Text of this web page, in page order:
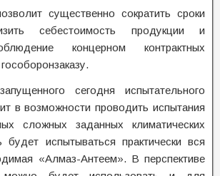
существенно сократить сроки
себестоимость продукции и
концерном контрактных
сегодня испытательного
в возможности проводить испытания
сложных заданных климатических
будет испытываться практически вся
«Алмаз-Антеем». В перспективе